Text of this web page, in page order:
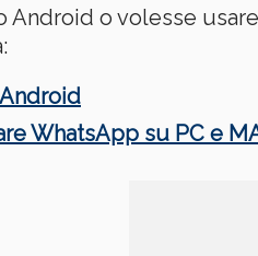
Android o volesse
WhatsApp su PC e